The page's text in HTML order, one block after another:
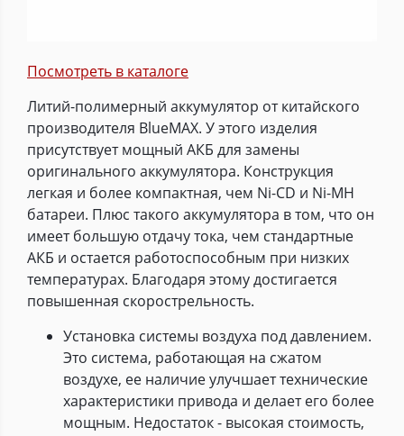
Посмотреть в каталоге
Литий-полимерный аккумулятор от китайского
производителя BlueMAX. У этого изделия
присутствует мощный АКБ для замены
оригинального аккумулятора. Конструкция
легкая и более компактная, чем Ni-CD и Ni-MH
батареи. Плюс такого аккумулятора в том, что он
имеет большую отдачу тока, чем стандартные
АКБ и остается работоспособным при низких
температурах. Благодаря этому достигается
повышенная скорострельность.
Установка системы воздуха под давлением.
Это система, работающая на сжатом
воздухе, ее наличие улучшает технические
характеристики привода и делает его более
мощным. Недостаток - высокая стоимость,